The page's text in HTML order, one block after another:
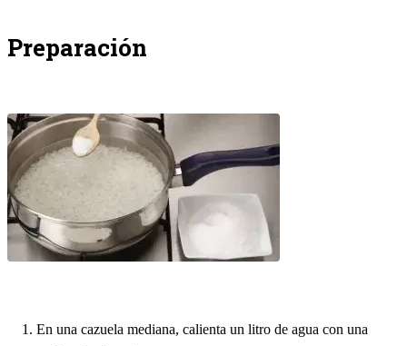
Preparación
En una cazuela mediana, calienta un litro de agua con una